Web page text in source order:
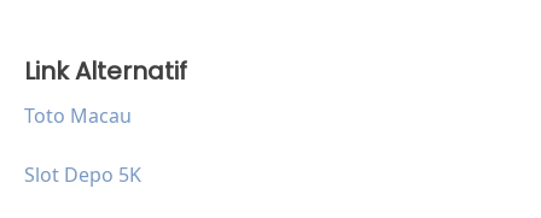
Link Alternatif
Toto Macau
Slot Depo 5K